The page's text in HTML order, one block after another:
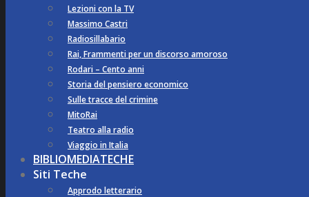
Lezioni con la TV
Massimo Castri
Radiosillabario
Rai, Frammenti per un discorso amoroso
Rodari – Cento anni
Storia del pensiero economico
Sulle tracce del crimine
MitoRai
Teatro alla radio
Viaggio in Italia
BIBLIOMEDIATECHE
Siti Teche
Approdo letterario